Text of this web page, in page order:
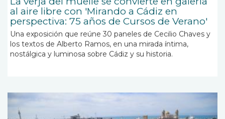
al aire libre con 'Mirando a Cádiz en
perspectiva: 75 años de Cursos de Verano'
Una exposición que reúne 30 paneles de Cecilio Chaves y
los textos de Alberto Ramos, en una mirada íntima,
nostálgica y luminosa sobre Cádiz y su historia.